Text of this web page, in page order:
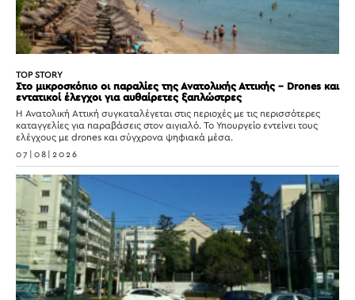
TOP STORY
Στο μικροσκόπιο οι παραλίες της Ανατολικής Αττικής – Drones και
εντατικοί έλεγχοι για αυθαίρετες ξαπλώστρες
Η Ανατολική Αττική συγκαταλέγεται στις περιοχές με τις περισσότερες
καταγγελίες για παραβάσεις στον αιγιαλό. Το Υπουργείο εντείνει τους
ελέγχους με drones και σύγχρονα ψηφιακά μέσα.
07|08|2026